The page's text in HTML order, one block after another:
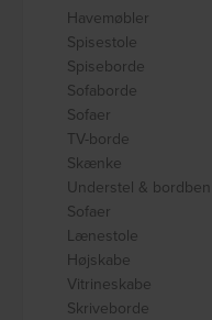
Havemøbler
Spisestole
Spiseborde
Sofaborde
Sofaer
TV-borde
Skænke
Understel & bordben
Sofaer
Lænestole
Højskabe
Vitrineskabe
Skriveborde